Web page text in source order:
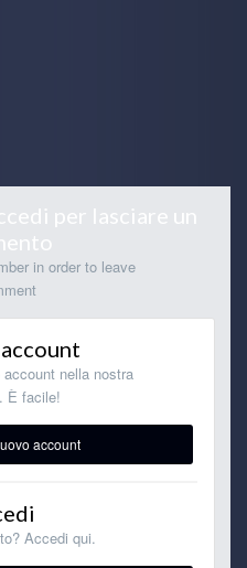
per lasciare un
in order to leave
nella nostra
È facile!
account
Accedi qui.